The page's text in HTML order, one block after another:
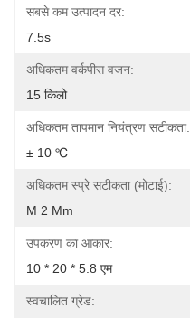
सबसे कम उत्पादन दर:
7.5s
अधिकतम वर्कपीस वजन:
15 किलो
अधिकतम तापमान नियंत्रण सटीकता:
± 10 ℃
अधिकतम स्प्रे सटीकता (मोटाई):
Μ 2 Μm
उपकरण का आकार:
10 * 20 * 5.8 एम
स्वचालित ग्रेड: